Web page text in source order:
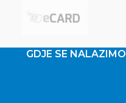
GDJE SE NALAZIMO